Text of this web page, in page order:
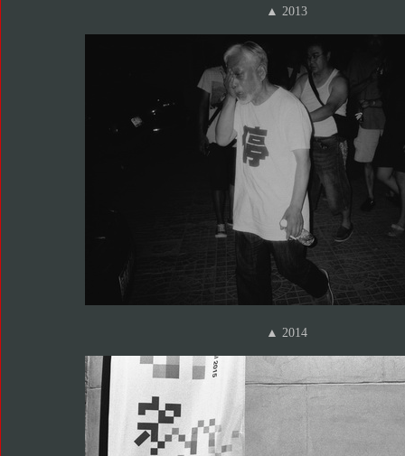
▲ 2013
▲ 2014